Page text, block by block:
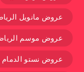
عروض مانويل
عروض موسم
عروض نستو الدمام